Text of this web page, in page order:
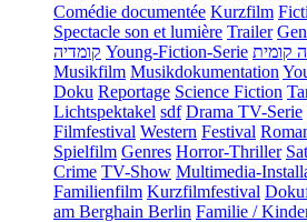
Comédie documentée Kurzfilm
Spectacle son et lumière Trailer
קומדיה Young-Fiction-Serie קומית
Musikfilm Musikdokumentation
Doku Reportage Science Fiction
Lichtspektakel sdf Drama TV-Serie
Filmfestival Western Festival
Spielfilm Genres Horror-Thriller
Crime TV-Show Multimedia-
Familienfilm Kurzfilmfestival
am Berghain Berlin Familie /